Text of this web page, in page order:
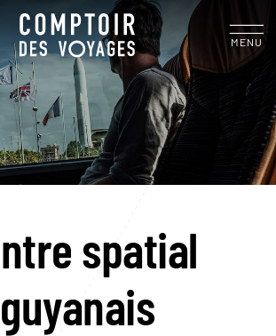
MENU
spatial
guyanais